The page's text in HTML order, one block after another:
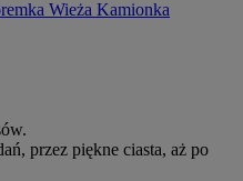
przez piękne ciasta, aż po